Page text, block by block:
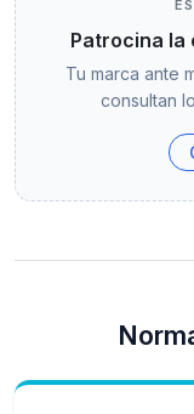
Patrocina la
Tu marca ante
consultan